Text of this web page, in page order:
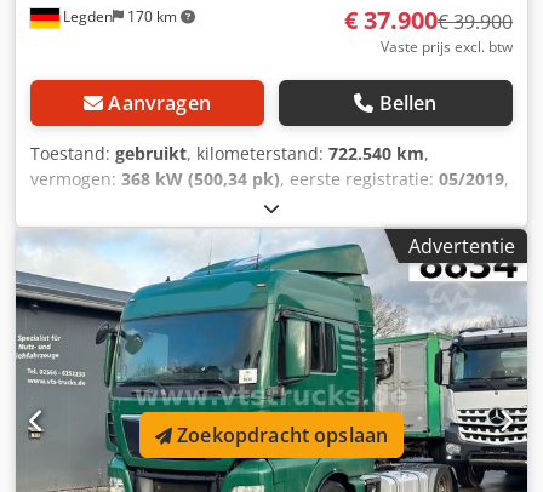
Legden 170 km € 37.900€ 39.900
Vaste prijs excl. btw
Aanvragen Bellen
Toestand: gebruikt, kilometerstand: 722.540 km,
vermogen: 368 kW (500,34 pk), eerste registratie: 05/2019,
, totaalgewicht:
asconfiguratie:2 assen, volgende keuring (TÜV):01/2027,
remmen:retarder , kleur:blauw, soort overbrenging:
automatisch
, emissieklasse:Euro 6, Uitrusting:ABS,
airconditioning, elektronisch stabiliteitsprogramma
(ESP), navigatiesysteem, standkachel, Voertuiguitrusting
en technische details: Algemene informatie: * Type
chassis: S 500 A4x2EB * VIN-code: YS2S4X20005553872 *
Maximaal toegestaan totaalgewicht: 18 ton ----Technische
gegevens: * Productklasse: Vrachtwagen *
Wielconfiguratie: 4x2 * Wielbasis: 3600 mm * Breedte
chassis: 2600 mm * Hoogte chassis: extra laag *
Advertentie
Zoekopdracht opslaan